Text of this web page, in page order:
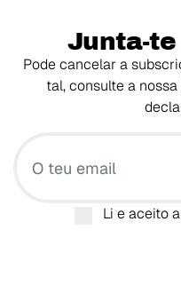
Junta-
Pode cancelar a
tal, consulte a
Li e aceito a